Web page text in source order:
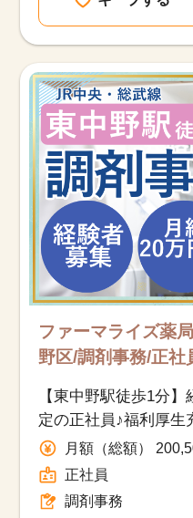
ファーマライズ薬
野区/調剤事務/正社
【東中野駅徒歩1分
定の正社員♪福利厚
月額（総額）
正社員
調剤事務
該当件数
17,027 他の